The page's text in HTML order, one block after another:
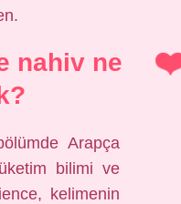
nahiv ne
Arapça
bilimi ve
kelimenin